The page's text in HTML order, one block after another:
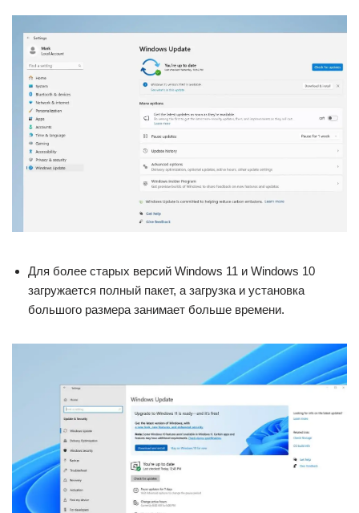
Для более старых версий Windows 11 и Windows 10
загружается полный пакет, а загрузка и установка
большого размера занимает больше времени.